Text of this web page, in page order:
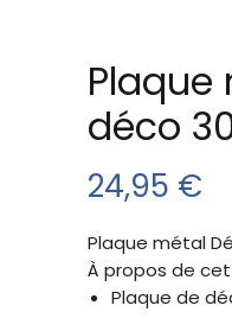
Plaque
déco
24,95 €
Plaque métal
À propos de
Plaque de